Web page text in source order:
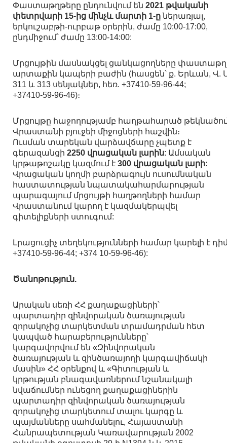
Փաստաթղթերը ընդունվում են 2021 թվականի
փետրվարի 15-ից մինչև մարտի 1-ըներառյալ,
երկուշաբթի-ուրբաթ օրերին, ժամը 10:00-17:00,
ընդմիջում՝ ժամը 13:00-14:00:
Մրցույթին մասնակցել ցանկացողները
արտաքին կապերի բաժին (հասցեն՝ ք. Երևան,
311 և 313 սենյակներ, հեռ. +37410-59-96-44;
+37410-59-96-46)։
Մրցույթը հաջողությամբ հաղթահարած
Վրաստանի բյուջեի միջոցների հաշվին։
Ուսման տարեկան վարձավճարը չպետք է
գերազանցի 2250 վրացական լարին: Ամսական
կրթաթոշակը կազմում է 300 վրացական լարի:
Վրացական կողմի բարձրագույն ուսումնական
հաստատության նպատակահարմարության
պարագայում մրցույթի հաղթողների համար
Վրաստանում կարող է կազմակերպվել
գիտելիքների ստուգում:
Լրացուցիչ տեղեկությունների համար կարելի
+37410-59-96-44; +374 10-59-96-46):
Ծանոթություն.
Արական սեռի ՀՀ քաղաքացիների՝
պարտադիր զինվորական ծառայության
զորակոչից տարկետման տրամադրման հետ
կապված հարաբերությունները՝
կարգավորվում են «Զինվորական
ծառայության և զինծառայողի կարգավիճակի
մասին» ՀՀ օրենքով և «Գիտության և
կրթության բնագավառներում նշանակալի
նվաճումներ ունեցող քաղաքացիներին
պարտադիր զինվորական ծառայության
զորակոչից տարկետում տալու կարգը և
պայմանները սահմանելու, Հայաստանի
Հանրապետության Կառավարության 2002